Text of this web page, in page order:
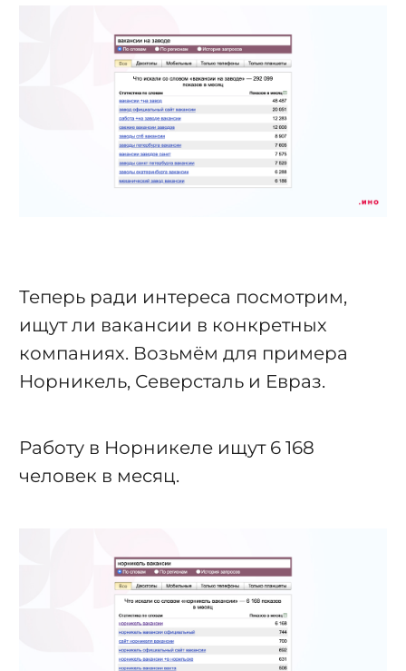
Теперь ради интереса посмотрим,
ищут ли вакансии в конкретных
компаниях. Возьмём для примера
Норникель, Северсталь и Евраз.
Работу в Норникеле ищут 6 168
человек в месяц.